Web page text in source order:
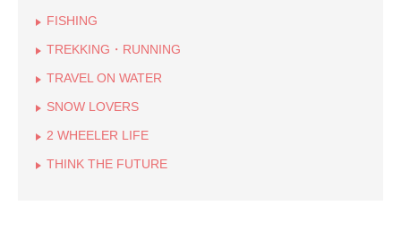
FISHING
TREKKING・RUNNING
TRAVEL ON WATER
SNOW LOVERS
2 WHEELER LIFE
THINK THE FUTURE